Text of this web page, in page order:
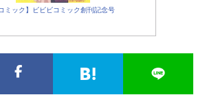
コミック】ビビビコミック創刊記念号